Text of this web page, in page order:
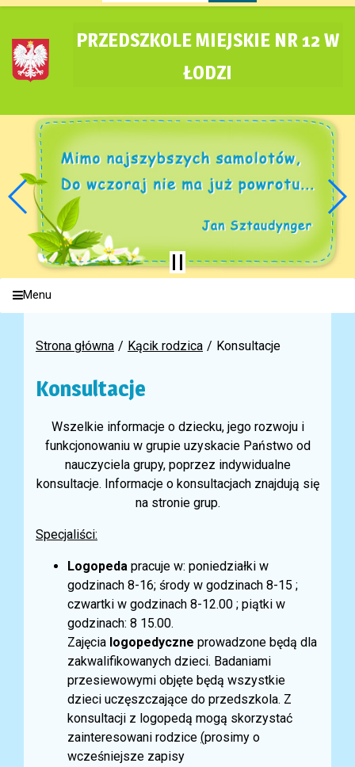
PRZEDSZKOLE MIEJSKIE NR 12 W
ŁODZI
Menu
Strona główna Kącik rodzica Konsultacje
Konsultacje
Wszelkie informacje o dziecku, jego rozwoju i
funkcjonowaniu w grupie uzyskacie Państwo od
nauczyciela grupy, poprzez indywidualne
konsultacje. Informacje o konsultacjach znajdują się
na stronie grup.
Specjaliści:
Logopeda pracuje w: poniedziałki w
godzinach 8-16; środy w godzinach 8-15 ;
czwartki w godzinach 8-12.00 ; piątki w
godzinach: 8 15.00.
Zajęcia logopedyczne prowadzone będą dla
zakwalifikowanych dzieci. Badaniami
przesiewowymi objęte będą wszystkie
dzieci uczęszczające do przedszkola. Z
konsultacji z logopedą mogą skorzystać
zainteresowani rodzice (prosimy o
wcześniejsze zapisy